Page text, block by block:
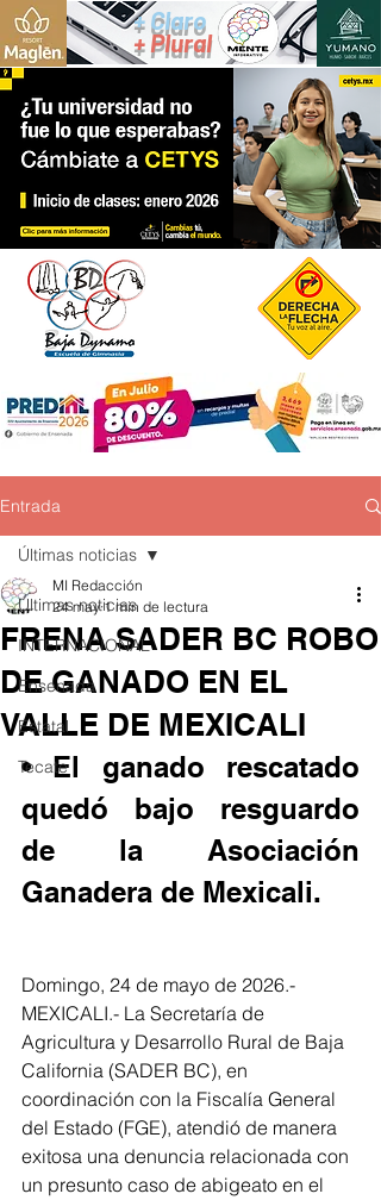
+ Claro
+ Plural
Entrada
Últimas noticias
INTERNACIONAL
Ensenada
Estatal
Tecate
Últimas noticias
FRENA SADER BC ROBO
DE GANADO EN EL
VALLE DE MEXICALI
MI Redacción
24 may 1 min de lectura
• El ganado rescatado
quedó bajo resguardo
de la Asociación
Ganadera de Mexicali.
Domingo, 24 de mayo de 2026.-
MEXICALI.- La Secretaría de
Agricultura y Desarrollo Rural de Baja
California (SADER BC), en
coordinación con la Fiscalía General
del Estado (FGE), atendió de manera
exitosa una denuncia relacionada con
un presunto caso de abigeato en el